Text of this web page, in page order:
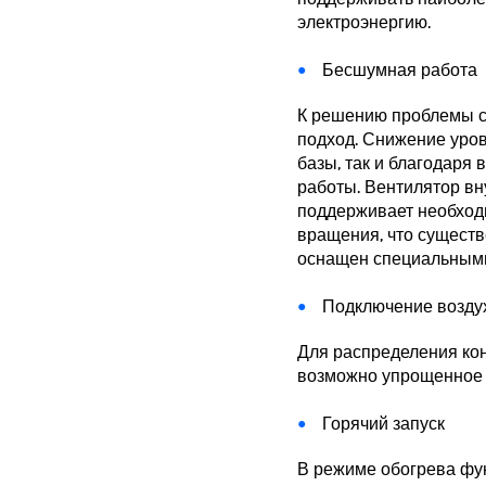
электроэнергию.
Бесшумная работа
К решению проблемы
подход. Снижение
базы, так и
работы. Вентилятор
поддерживает
вращения, что
оснащен
Подключение
Для распределения
возможно упрощенное
Горячий запуск
В режиме обогрева